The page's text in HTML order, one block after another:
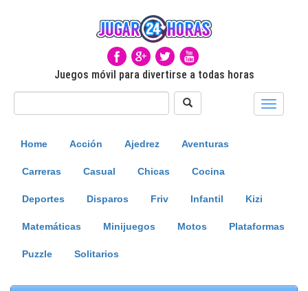
Juegos móvil para divertirse a todas horas
Toggle
Home Acción Ajedrez Aventuras
Carreras Casual Chicas Cocina
Deportes Disparos Friv Infantil Kizi
Matemáticas Minijuegos Motos Plataformas
Puzzle Solitarios